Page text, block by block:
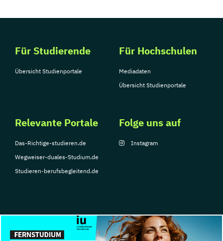
Für Studierende
Übersicht Studienportale
Für Hochschulen
Mediadaten
Übersicht Studienportale
Relevante Portale
Das-Richtige-studieren.de
Wegweiser-duales-Studium.de
Studieren-berufsbegleitend.de
Folge uns auf
Instagram
© Copyright 2026, TarGroup Media GmbH